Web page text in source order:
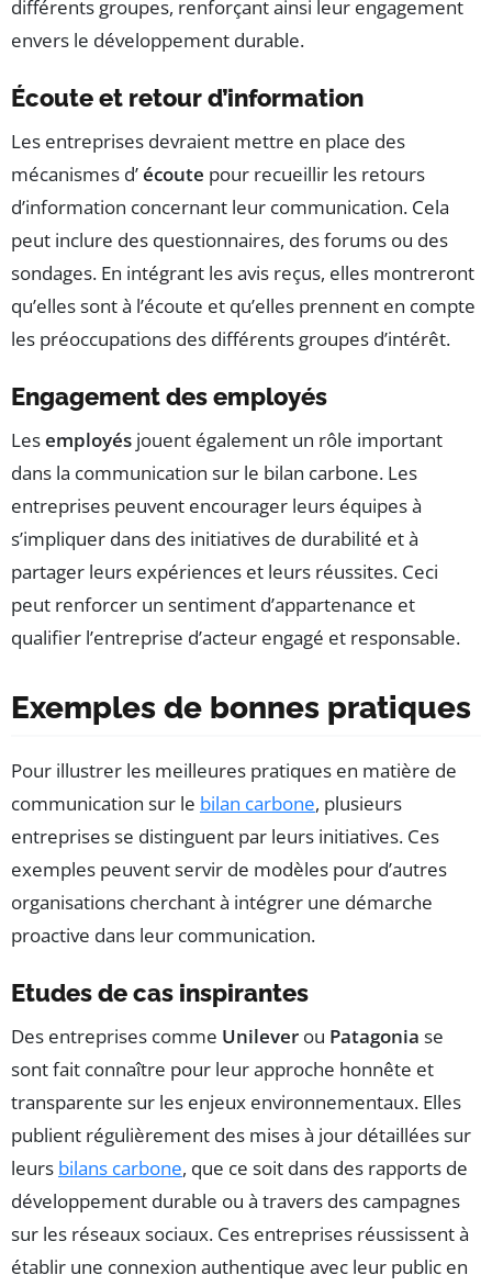
différents groupes, renforçant ainsi leur engagement
envers le développement durable.
Écoute et retour d’information
Les entreprises devraient mettre en place des
mécanismes d’écoute pour recueillir les retours
d’information concernant leur communication. Cela
peut inclure des questionnaires, des forums ou des
sondages. En intégrant les avis reçus, elles montreront
qu’elles sont à l’écoute et qu’elles prennent en compte
les préoccupations des différents groupes d’intérêt.
Engagement des employés
Lesemployés jouent également un rôle important
dans la communication sur le bilan carbone. Les
entreprises peuvent encourager leurs équipes à
s’impliquer dans des initiatives de durabilité et à
partager leurs expériences et leurs réussites. Ceci
peut renforcer un sentiment d’appartenance et
qualifier l’entreprise d’acteur engagé et responsable.
Exemples de bonnes pratiques
Pour illustrer les meilleures pratiques en matière de
communication sur le bilan carbone, plusieurs
entreprises se distinguent par leurs initiatives. Ces
exemples peuvent servir de modèles pour d’autres
organisations cherchant à intégrer une démarche
proactive dans leur communication.
Etudes de cas inspirantes
Des entreprises comme Unilever ou Patagonia se
sont fait connaître pour leur approche honnête et
transparente sur les enjeux environnementaux. Elles
publient régulièrement des mises à jour détaillées sur
leurs bilans carbone, que ce soit dans des rapports de
développement durable ou à travers des campagnes
sur les réseaux sociaux. Ces entreprises réussissent à
établir une connexion authentique avec leur public en